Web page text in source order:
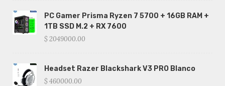
PC Gamer Prisma Ryzen 7 5700 + 16GB RAM +
1TB SSD M.2 + RX 7600
$ 2049000.00
Headset Razer Blackshark V3 PRO Blanco
$ 460000.00